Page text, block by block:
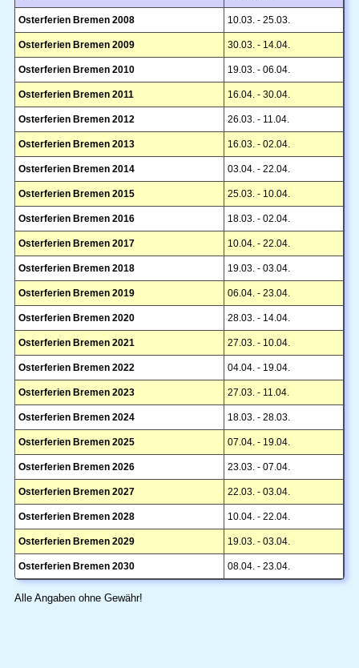
Osterferien Bremen 2008 10.03. - 25.03.
Osterferien Bremen 2009 30.03. - 14.04.
Osterferien Bremen 2010 19.03. - 06.04.
Osterferien Bremen 2011 16.04. - 30.04.
Osterferien Bremen 2012 26.03. - 11.04.
Osterferien Bremen 2013 16.03. - 02.04.
Osterferien Bremen 2014 03.04. - 22.04.
Osterferien Bremen 2015 25.03. - 10.04.
Osterferien Bremen 2016 18.03. - 02.04.
Osterferien Bremen 2017 10.04. - 22.04.
Osterferien Bremen 2018 19.03. - 03.04.
Osterferien Bremen 2019 06.04. - 23.04.
Osterferien Bremen 2020 28.03. - 14.04.
Osterferien Bremen 2021 27.03. - 10.04.
Osterferien Bremen 2022 04.04. - 19.04.
Osterferien Bremen 2023 27.03. - 11.04.
Osterferien Bremen 2024 18.03. - 28.03.
Osterferien Bremen 2025 07.04. - 19.04.
Osterferien Bremen 2026 23.03. - 07.04.
Osterferien Bremen 2027 22.03. - 03.04.
Osterferien Bremen 2028 10.04. - 22.04.
Osterferien Bremen 2029 19.03. - 03.04.
Osterferien Bremen 2030 08.04. - 23.04.
Alle Angaben ohne Gewähr!